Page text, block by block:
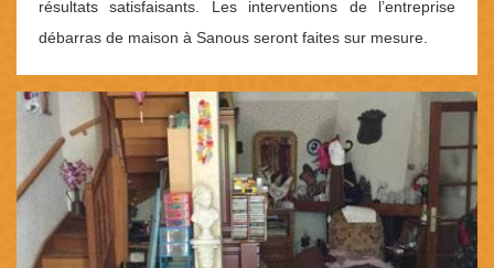
résultats satisfaisants. Les interventions de l’entreprise
débarras de maison à Sanous seront faites sur mesure.